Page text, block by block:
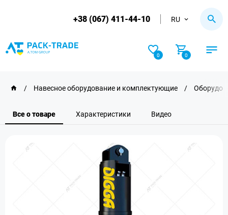
+38 (067) 411-44-10 RU
0 0
/ Навесное оборудование и комплектующие /
Все о товаре Характеристики Видео